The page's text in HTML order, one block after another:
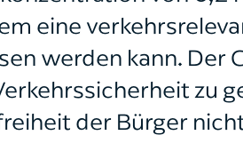
eine
werden kann. Der
zu
der Bürger